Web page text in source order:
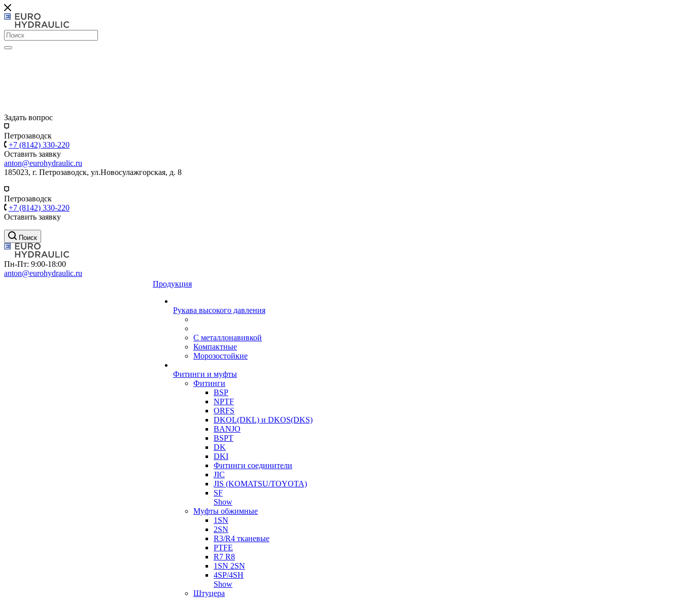
Задать вопрос
Петрозаводск
+7 (8142) 330-220
Оставить заявку
anton@eurohydraulic.ru
185023, г. Петрозаводск, ул.Новосулажгорская, д. 8
Петрозаводск
+7 (8142) 330-220
Оставить заявку
Поиск
Пн-Пт: 9:00-18:00
anton@eurohydraulic.ru
Продукция
Рукава высокого давления
С металлонавивкой
Компактные
Морозостойкие
Фитинги и муфты
Фитинги
BSP
NPTF
ORFS
DKOL(DKL) и DKOS(DKS)
BANJO
BSPT
DK
DKI
Фитинги соединители
JIC
JIS (KOMATSU/TOYOTA)
SF
Show
Муфты обжимные
1SN
2SN
R3/R4 тканевые
PTFE
R7 R8
1SN 2SN
4SP/4SH
Show
Штуцера